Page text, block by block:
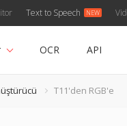
Text to Speech
OCR API
T11'den RGB'e